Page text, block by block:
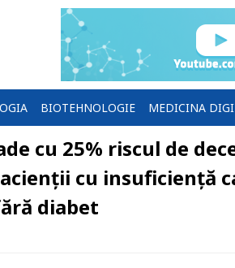
BIOTEHNOLOGIE MEDICINA
cu 25% riscul de
cu insuficiență
diabet